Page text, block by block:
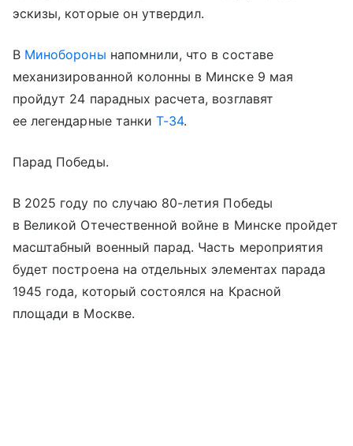
эскизы, которые он утвердил.
В Минобороны напомнили, что в составе
механизированной колонны в Минске 9 мая
пройдут 24 парадных расчета, возглавят
ее легендарные танкиТ-34.
Парад Победы.
В 2025 году по случаю 80-летия Победы
в Великой Отечественной войне в Минске пройдет
масштабный военный парад. Часть мероприятия
будет построена на отдельных элементах парада
1945 года, который состоялся на Красной
площади в Москве.